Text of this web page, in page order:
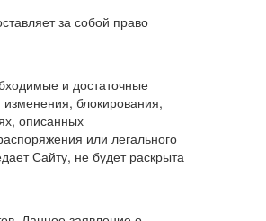
за собой право
и достаточные
блокирования,
описанных
или легального
Сайту, не будет раскрыта